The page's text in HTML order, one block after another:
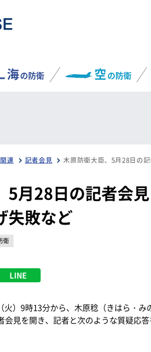
海の防衛 空の防衛
連 記者会見
5月28日の記者会
失敗など
衛
LINE
）9時13分から、木原稔（きはら・み
見を開き、記者と次のような質疑応答